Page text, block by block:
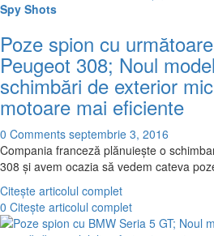
Spy Shots
Poze spion cu
Peugeot 308; Noul
schimbări de exterior
motoare mai eficiente
0 Comments septembrie 3, 2016
Compania franceză plănuieşte o
308 şi avem ocazia să vedem cateva
Citește articolul complet
0 Citește articolul complet